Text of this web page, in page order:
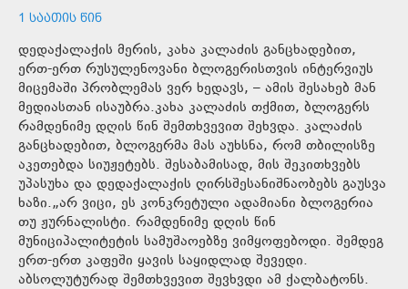
1 ᲡᲐᲐᲗᲘᲡ ᲬᲘᲜ
დედაქალაქის მერის, კახა კალაძის განცხადებით,
ერთ-ერთ რუსულენოვანი ბლოგერისთვის ინტერვიუს
მიცემაში პრობლემას ვერ ხედავს, – ამის შესახებ მან
მედიასთან ისაუბრა.კახა კალაძის თქმით, ბლოგერს
რამდენიმე დღის წინ შემთხვევით შეხვდა. კალაძის
განცხადებით, ბლოგერმა მას აუხსნა, რომ თბილისზე
აკეთებდა სიუჟეტებს. შესაბამისად, მის შეკითხვებს
უპასუხა და დედაქალაქის ღირსშესანიშნაობებს გაუსვა
ხაზი.„არ ვიცი, ეს კონკრეტული ადამიანი ბლოგერია
თუ ჟურნალისტი. რამდენიმე დღის წინ
მუნიციპალიტეტის სამუშაოებზე ვიმყოფებოდი. შემდეგ
ერთ-ერთ კაფეში ყავის საყიდლად შევედი.
აბსოლუტურად შემთხვევით შევხვდი ამ ქალბატონს.